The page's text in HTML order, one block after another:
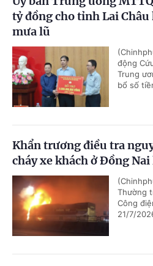
tỷ đồng cho tỉnh Lai Châu
mưa lũ
động
Trung
bổ số
Khẩn trương điều tra
cháy xe khách ở Đồng
Thường
Công
21/7/